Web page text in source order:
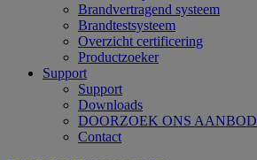
Brandvertragend systeem
Brandtestsysteem
Overzicht certificering
Productzoeker
Support
Support
Downloads
DOORZOEK ONS AANBOD
Contact